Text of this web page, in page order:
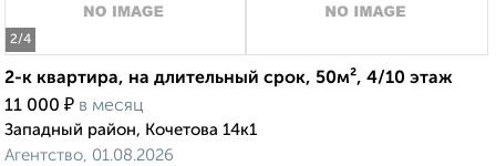
2/4
2-к квартира, на длительный срок, 50м², 4/10 этаж
11 000 ₽ в месяц
Западный район, Кочетова 14к1
Агентство, 01.08.2026